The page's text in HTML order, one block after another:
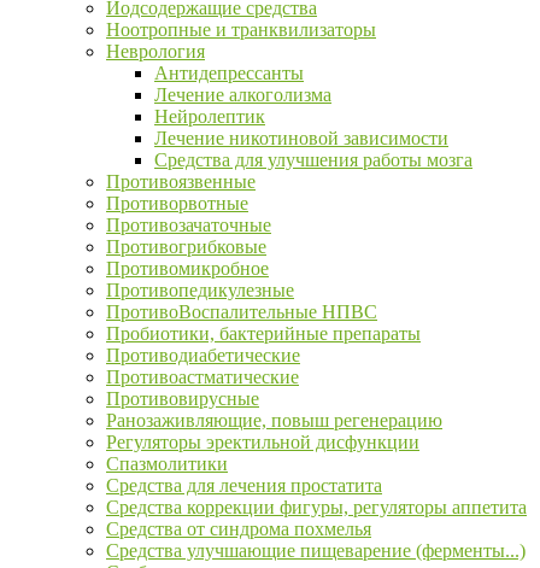
Йодсодержащие средства
Ноотропные и транквилизаторы
Неврология
Антидепрессанты
Лечение алкоголизма
Нейролептик
Лечение никотиновой зависимости
Средства для улучшения работы мозга
Противоязвенные
Противорвотные
Противозачаточные
Противогрибковые
Противомикробное
Противопедикулезные
ПротивоВоспалительные НПВС
Пробиотики, бактерийные препараты
Противодиабетические
Противоастматические
Противовирусные
Ранозаживляющие, повыш регенерацию
Регуляторы эректильной дисфункции
Спазмолитики
Средства для лечения простатита
Средства коррекции фигуры, регуляторы аппетита
Средства от синдрома похмелья
Средства улучшающие пищеварение (ферменты...)